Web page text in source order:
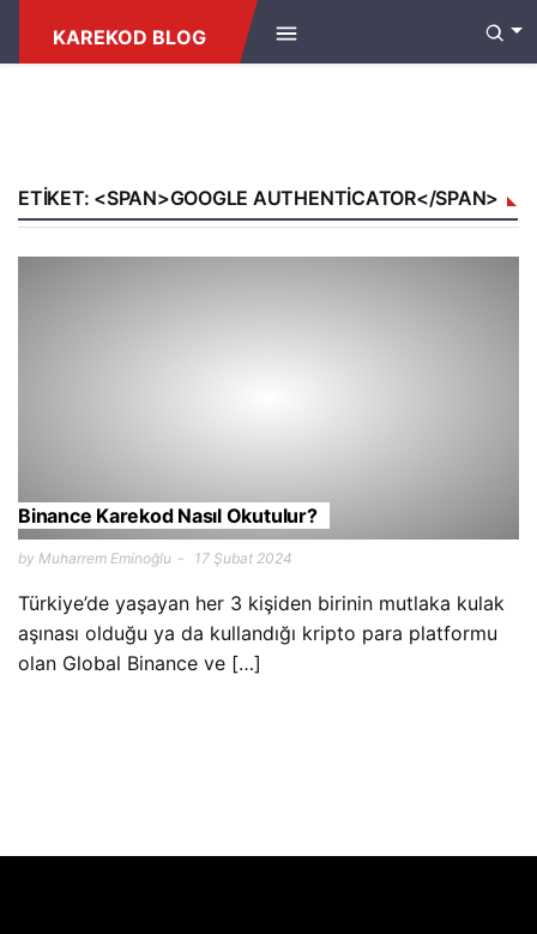
KAREKOD BLOG
ETIKET: <SPAN>GOOGLE AUTHENTICATOR</SPAN>
Binance Karekod Nasıl Okutulur?
by Muharrem Eminoğlu 17 Şubat 2024
Türkiye’de yaşayan her 3 kişiden birinin mutlaka kulak
aşınası olduğu ya da kullandığı kripto para platformu
olan Global Binance ve […]